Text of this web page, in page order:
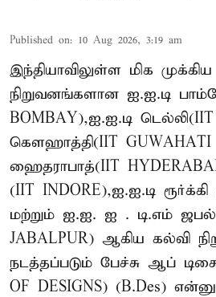
Published on: 10 Aug 2026, 3:19 am
இந்தியாவிலுள்ள மிக
நிறுவனங்களான ஐ.ஐ.டி
BOMBAY),ஐ.ஐ.டி
கௌஹாத்தி(IIT GUWAHATI
ஹைதராபாத்(IIT
(IIT INDORE),ஐ.ஐ.டி
மற்றும் ஐ.ஐ. ஐ . டி.எம்
JABALPUR) ஆகிய கல்வி
நடத்தப்படும் பேச்சு ஆப்
OF DESIGNS) (B.Des)